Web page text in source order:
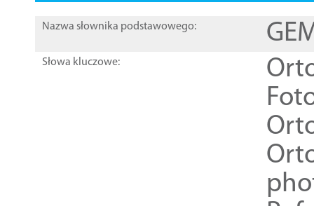
Nazwa słownika podstawowego:
Słowa kluczowe: